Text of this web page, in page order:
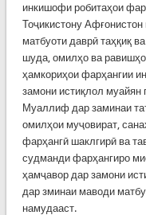
инкишофи робитаҳои
Тоҷикистону
матбуоти даврӣ таҳқиқ
шуда, омилҳо ва
ҳамкориҳои фарҳангии
замони истиқлол муайян
Муаллиф дар заминаи
омилҳои муҷовират,
фарҳангӣ шаклгирӣ ва
судманди фарҳангиро
ҳамҷавор дар замони
дар зминаи маводи
намудааст.